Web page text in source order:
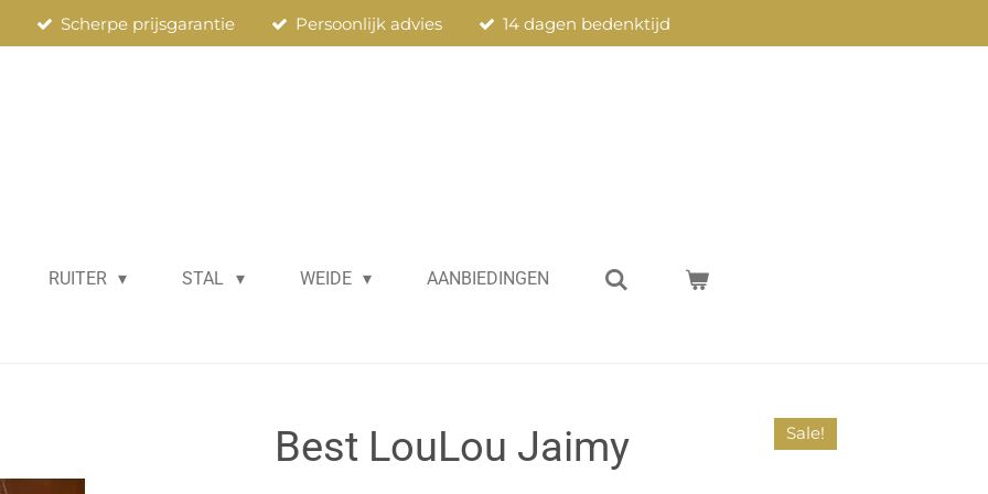
Scherpe prijsgarantie Persoonlijk advies 14 dagen bedenktijd
RUITER STAL WEIDE AANBIEDINGEN
Best LouLou Jaimy Sale!